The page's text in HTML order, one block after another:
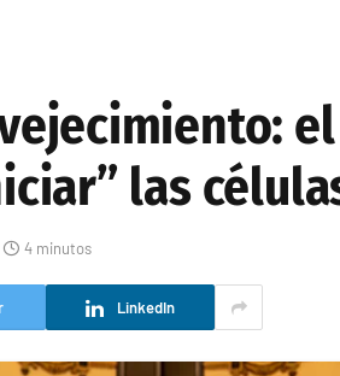
las
4 minutos
LinkedIn